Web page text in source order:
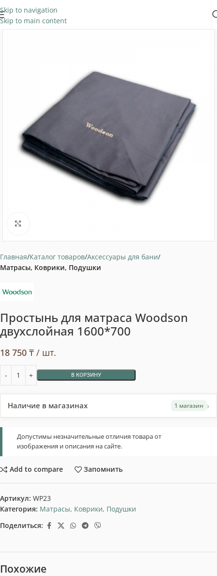
Skip to navigation
Skip to main content
Главная Каталог товаров Аксессуары для бани
Матрасы, Коврики, Подушки
Простынь для матраса Woodson
двухслойная 1600*700
18 750 ₸ / шт.
В КОРЗИНУ
Наличие в магазинах 1 магазин ›
Допустимы незначительные отличия товара от
изображения и описания на сайте.
Add to compare Запомнить
Артикул: WP23
Категория: Матрасы, Коврики, Подушки
Поделиться:
Похожие